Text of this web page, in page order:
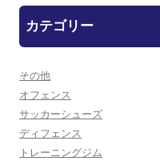
カテゴリー
その他
オフェンス
サッカーシューズ
ディフェンス
トレーニングジム